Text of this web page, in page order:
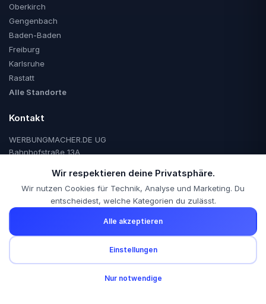
Oberkirch
Gengenbach
Baden-Baden
Freiburg
Karlsruhe
Rastatt
Alle Standorte
Kontakt
WERBUNGMACHER.DE UG
Bahnhofstraße 13A
+49 151 1097 3162
info@werbungmacher.de
MacherBrief
Marketing-Tipps per Mail. 2x/Woche.
Kostenlose Anfrage?
Schreib uns – wir melden uns innerhalb von 24h.
Anfrage senden
Wir respektieren deine Privatsphäre.
Wir nutzen Cookies für Technik, Analyse und Marketing. Du
entscheidest, welche Kategorien du zulässt.
Alle akzeptieren
Einstellungen
Nur notwendige